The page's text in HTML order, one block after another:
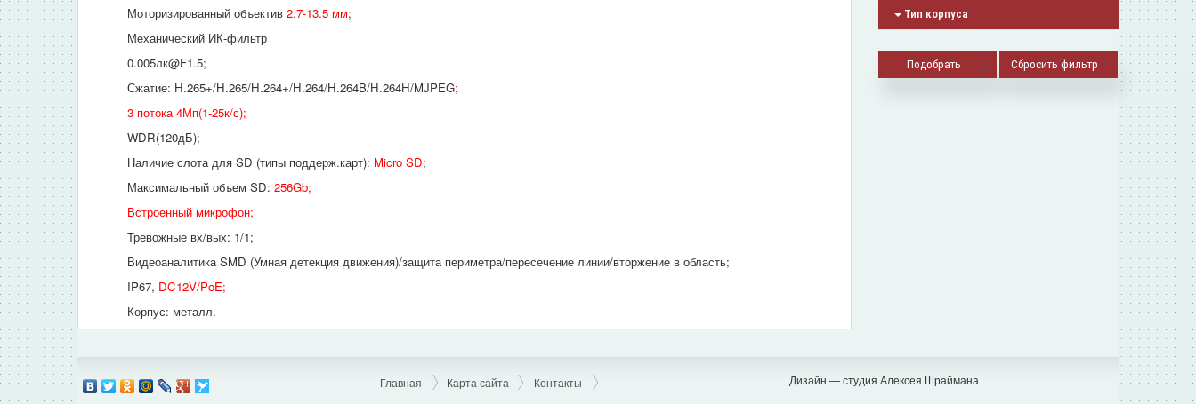
Моторизированный объектив 2.7-13.5 мм;
Механический ИК-фильтр
0.005лк@F1.5;
Сжатие: H.265+/H.265/H.264+/H.264/H.264B/H.264H/MJPEG;
3 потока 4Мп(1-25к/с);
WDR(120дБ);
Наличие слота для SD (типы поддерж.карт): Micro SD;
Максимальный объем SD: 256Gb;
Встроенный микрофон;
Тревожные вх/вых: 1/1;
Видеоаналитика SMD (Умная детекция движения)/защита периметра/пересечение линии/вторжение в область;
IP67, DC12V/PoE;
Корпус: металл.
Тип корпуса
Сбросить фильтр
Главная Карта сайта Контакты Дизайн — студия Алексея Шраймана